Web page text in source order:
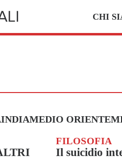
CHI
INDIAMEDIO ORIENTE
FILOSOFIA
Il suicidio